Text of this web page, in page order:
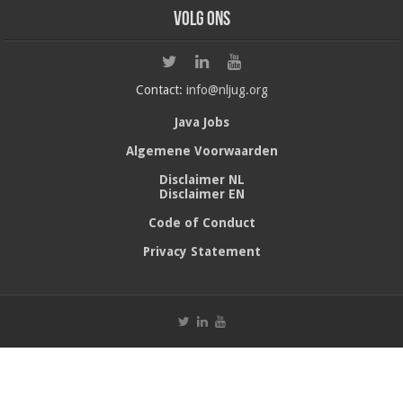
Volg ons
Contact: info@nljug.org
Java Jobs
Algemene Voorwaarden
Disclaimer NL
Disclaimer EN
Code of Conduct
Privacy Statement